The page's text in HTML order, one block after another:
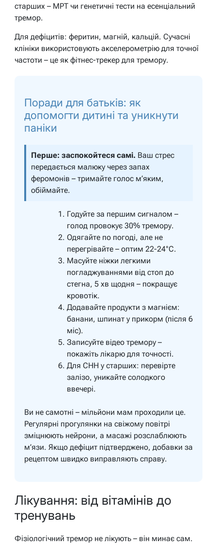
старших – МРТ чи генетичні тести на есенціальний
тремор.
Для дефіцитів: феритин, магній, кальцій. Сучасні
клініки використовують акселерометрію для точної
частоти – це як фітнес-трекер для тремору.
Поради для батьків: як
допомогти дитині та уникнути
паніки
Перше: заспокойтеся самі. Ваш стрес
передається малюку через запах
феромонів – тримайте голос м’яким,
обіймайте.
Годуйте за першим сигналом –
голод провокує 30% тремору.
Одягайте по погоді, але не
перегрівайте – оптим 22-24°C.
Масуйте ніжки легкими
погладжуваннями від стоп до
стегна, 5 хв щодня – покращує
кровотік.
Додавайте продукти з магнієм:
банани, шпинат у прикорм (після 6
міс).
Записуйте відео тремору –
покажіть лікарю для точності.
Для СНН у старших: перевірте
залізо, уникайте солодкого
ввечері.
Ви не самотні – мільйони мам проходили це.
Регулярні прогулянки на свіжому повітрі
зміцнюють нейрони, а масажі розслаблюють
м’язи. Якщо дефіцит підтверджено, добавки за
рецептом швидко виправляють справу.
Лікування: від вітамінів до
тренувань
Фізіологічний тремор не лікують – він минає сам.